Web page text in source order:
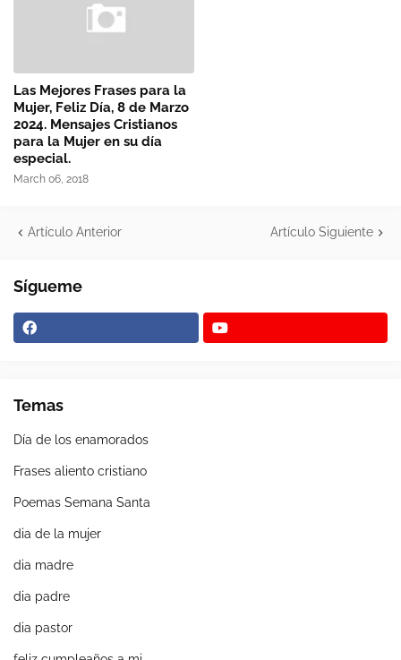
Las Mejores Frases para la
Mujer, Feliz Día, 8 de Marzo
2024. Mensajes Cristianos
para la Mujer en su día
especial.
March 06, 2018
Artículo Anterior Artículo Siguiente
Sígueme
Temas
Día de los enamorados
Frases aliento cristiano
Poemas Semana Santa
dia de la mujer
dia madre
dia padre
dia pastor